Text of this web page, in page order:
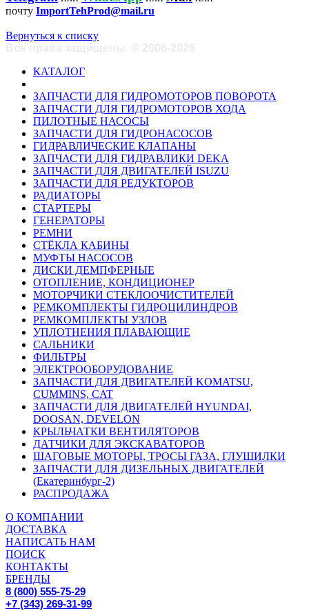
почту ImportTehProd@mail.ru
Вернуться к списку
КАТАЛОГ
ЗАПЧАСТИ ДЛЯ ГИДРОМОТОРОВ ПОВОРОТА
ЗАПЧАСТИ ДЛЯ ГИДРОМОТОРОВ ХОДА
ПИЛОТНЫЕ НАСОСЫ
ЗАПЧАСТИ ДЛЯ ГИДРОНАСОСОВ
ГИДРАВЛИЧЕСКИЕ КЛАПАНЫ
ЗАПЧАСТИ ДЛЯ ГИДРАВЛИКИ DEKA
ЗАПЧАСТИ ДЛЯ ДВИГАТЕЛЕЙ ISUZU
ЗАПЧАСТИ ДЛЯ РЕДУКТОРОВ
РАДИАТОРЫ
СТАРТЕРЫ
ГЕНЕРАТОРЫ
РЕМНИ
СТЁКЛА КАБИНЫ
МУФТЫ НАСОСОВ
ДИСКИ ДЕМПФЕРНЫЕ
ОТОПЛЕНИЕ, КОНДИЦИОНЕР
МОТОРЧИКИ СТЕКЛООЧИСТИТЕЛЕЙ
РЕМКОМПЛЕКТЫ ГИДРОЦИЛИНДРОВ
РЕМКОМПЛЕКТЫ УЗЛОВ
УПЛОТНЕНИЯ ПЛАВАЮЩИЕ
САЛЬНИКИ
ФИЛЬТРЫ
ЭЛЕКТРООБОРУДОВАНИЕ
ЗАПЧАСТИ ДЛЯ ДВИГАТЕЛЕЙ KOMATSU,
CUMMINS, CAT
ЗАПЧАСТИ ДЛЯ ДВИГАТЕЛЕЙ HYUNDAI,
DOOSAN, DEVELON
КРЫЛЬЧАТКИ ВЕНТИЛЯТОРОВ
ДАТЧИКИ ДЛЯ ЭКСКАВАТОРОВ
ШАГОВЫЕ МОТОРЫ, ТРОСЫ ГАЗА, ГЛУШИЛКИ
ЗАПЧАСТИ ДЛЯ ДИЗЕЛЬНЫХ ДВИГАТЕЛЕЙ
(Екатеринбург-2)
РАСПРОДАЖА
О КОМПАНИИ
ДОСТАВКА
НАПИСАТЬ НАМ
ПОИСК
КОНТАКТЫ
БРЕНДЫ
8 (800) 555-75-29
+7 (343) 269-31-99